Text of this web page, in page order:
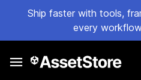
Ship faster with tools,
every